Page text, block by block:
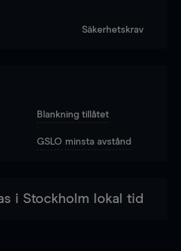
Säkerhetskrav
Blankning tillåtet
GSLO minsta avstånd
i Stockholm lokal tid